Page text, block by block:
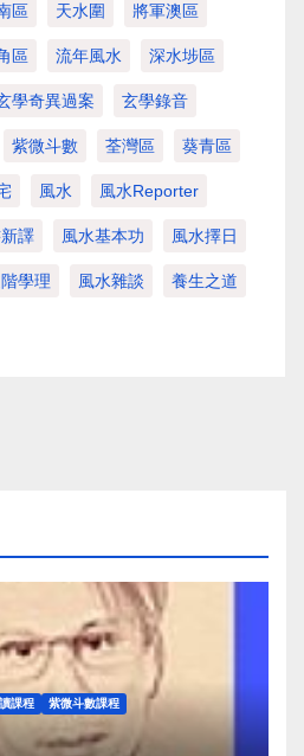
區 天水圍 將軍澳區
區 流年風水 深水埗區
學奇異過案 玄學錄音
紫微斗數 荃灣區 葵青區
風水 風水Reporter
譯 風水基本功 風水擇日
學理 風水雜談 養生之道
課程 紫微斗數課程